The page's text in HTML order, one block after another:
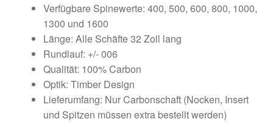
Verfügbare Spinewerte: 400, 500, 600, 800, 1000,
1300 und 1600
Länge: Alle Schäfte 32 Zoll lang
Rundlauf: +/- 006
Qualität: 100% Carbon
Optik: Timber Design
Lieferumfang: Nur Carbonschaft (Nocken, Insert
und Spitzen müssen extra bestellt werden)